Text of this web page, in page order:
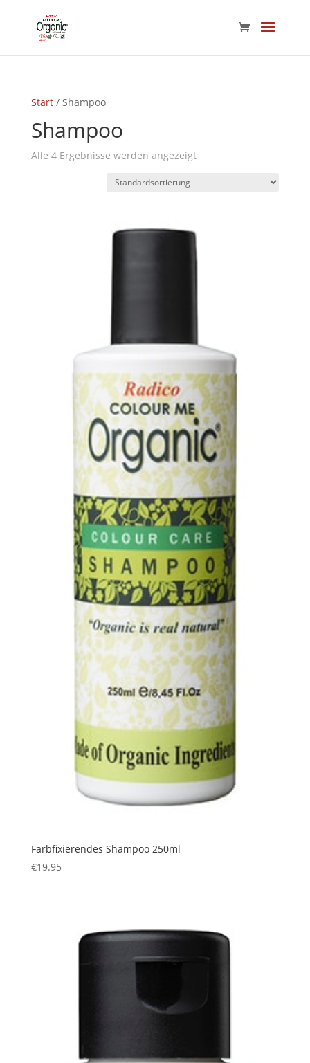
Start/ Shampoo
Shampoo
Alle 4 Ergebnisse werden angezeigt
Farbfixierendes Shampoo 250ml
€19.95